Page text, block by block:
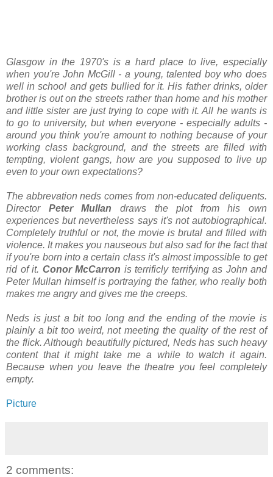
Glasgow in the 1970's is a hard place to live, especially
when you're John McGill - a young, talented boy who does
well in school and gets bullied for it. His father drinks, older
brother is out on the streets rather than home and his mother
and little sister are just trying to cope with it. All he wants is
to go to university, but when everyone - especially adults -
around you think you're amount to nothing because of your
working class background, and the streets are filled with
tempting, violent gangs, how are you supposed to live up
even to your own expectations?
The abbrevation neds comes from non-educated deliquents.
Director Peter Mullan draws the plot from his own
experiences but nevertheless says it's not autobiographical.
Completely truthful or not, the movie is brutal and filled with
violence. It makes you nauseous but also sad for the fact that
if you're born into a certain class it's almost impossible to get
rid of it. Conor McCarron is terrificly terrifying as John and
Peter Mullan himself is portraying the father, who really both
makes me angry and gives me the creeps.
Neds is just a bit too long and the ending of the movie is
plainly a bit too weird, not meeting the quality of the rest of
the flick. Although beautifully pictured, Neds has such heavy
content that it might take me a while to watch it again.
Because when you leave the theatre you feel completely
empty.
Picture
2 comments: